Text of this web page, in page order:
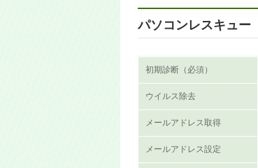
パソコンレスキュー
初期診断（必須）
ウイルス除去
メールアドレス取得
メールアドレス設定